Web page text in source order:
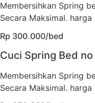
Membersihkan Spring
Secara Maksimal.
Rp 300.000/bed
Cuci Spring Bed no
Membersihkan Spring
Secara Maksimal.